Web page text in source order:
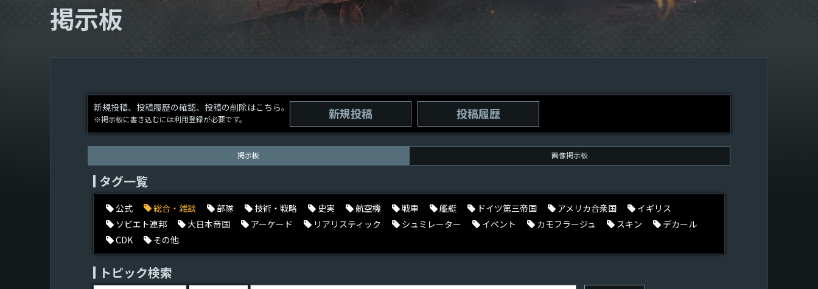
掲示板
新規投稿、投稿履歴の確認、投稿の削除はこちら。
※掲示板に書き込むには利用登録が必要です。 新規投稿 投稿履歴
掲示板 画像掲示板
タグ一覧
公式 総合・雑談 部隊 技術・戦略 史実 航空機 戦車 艦艇 ドイツ第三帝国 アメリカ合衆国
イギリス
ソビエト連邦
大日本帝国 アーケード リアリスティック シュミレーター イベント カモフラージュ スキン
デカール
CDK
その他
トピック検索